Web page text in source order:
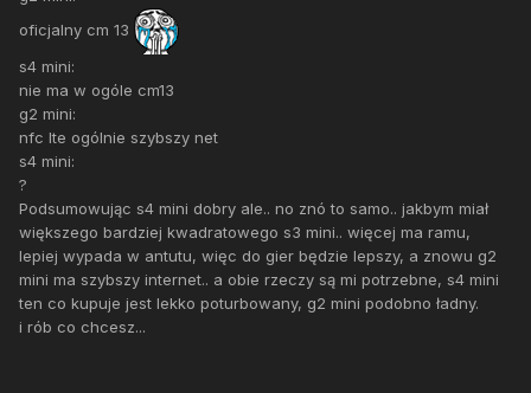
oficjalny cm 13
s4 mini:
nie ma w ogóle cm13
g2 mini:
nfc lte ogólnie szybszy net
s4 mini:
?
Podsumowując s4 mini dobry ale.. no znó to samo.. jakbym miał
większego bardziej kwadratowego s3 mini.. więcej ma ramu,
lepiej wypada w antutu, więc do gier będzie lepszy, a znowu g2
mini ma szybszy internet.. a obie rzeczy są mi potrzebne, s4 mini
ten co kupuje jest lekko poturbowany, g2 mini podobno ładny.
i rób co chcesz...